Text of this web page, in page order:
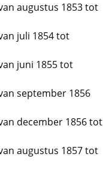
augustus 1853 tot
juli 1854 tot
juni 1855 tot
september 1856
december 1856 tot
augustus 1857 tot